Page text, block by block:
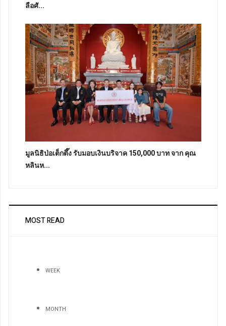
ลือศั...
มูลนิธิป่อเต็กตึ๊ง รับมอบเงินบริจาค 150,000 บาท จาก คุณ
หลินห...
MOST READ
WEEK
MONTH